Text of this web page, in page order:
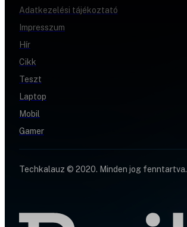
Adatkezelési tájékoztató
Impresszum
Hír
Cikk
Teszt
Laptop
Mobil
Gamer
Techkalauz © 2020. Minden jog fenntartva.